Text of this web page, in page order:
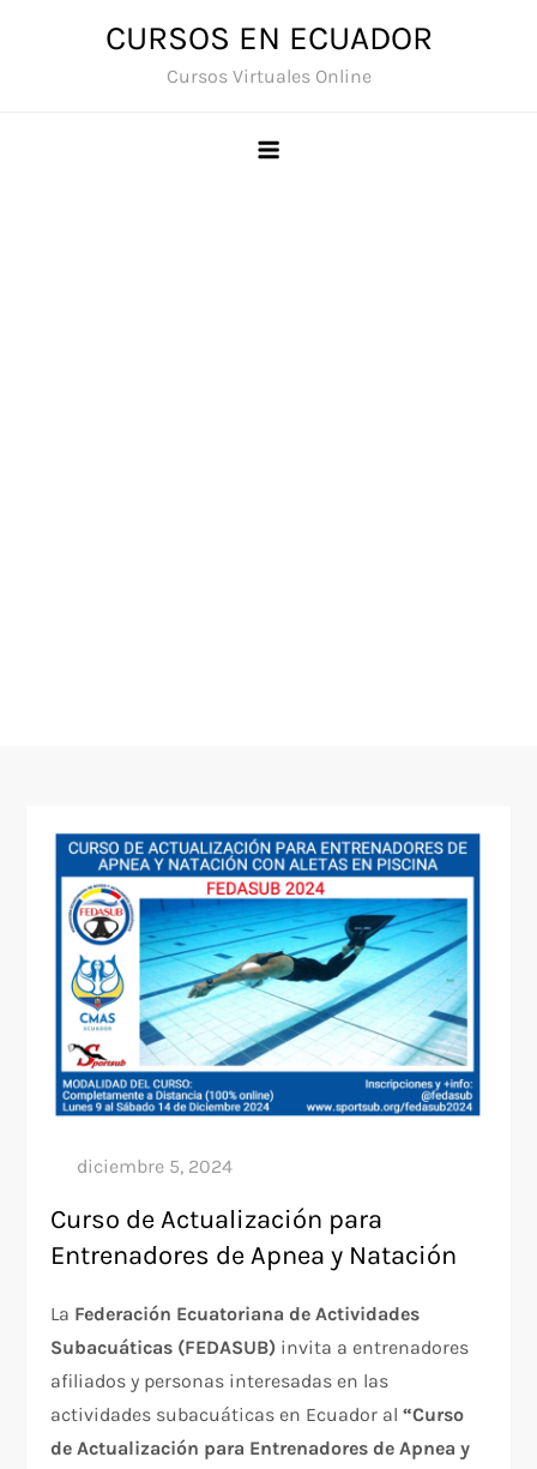
CURSOS EN ECUADOR
Cursos Virtuales Online
Curso de Actualización para
Entrenadores de Apnea y Natación
La Federación Ecuatoriana de Actividades
Subacuáticas (FEDASUB) invita a entrenadores
afiliados y personas interesadas en las
actividades subacuáticas en Ecuador al“Curso
de Actualización para Entrenadores de Apnea y